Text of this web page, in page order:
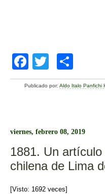
F
a
b
o
o
k
wi
tt
o
m
ar
tir
Publicado por:Aldo Italo Panfichi
viernes, febrero 08, 2019
1881. Un
chilena de Lima
[Visto: 1692 veces]